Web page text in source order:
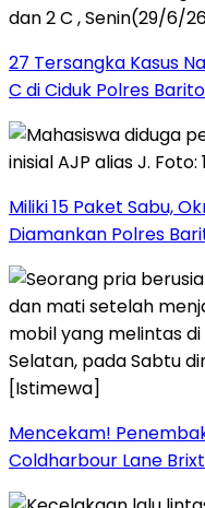
27 Tersangka Kasus
C di Ciduk Polres
Miliki 15 Paket Sabu,
Diamankan Polres
Mencekam!
Coldharbour Lane